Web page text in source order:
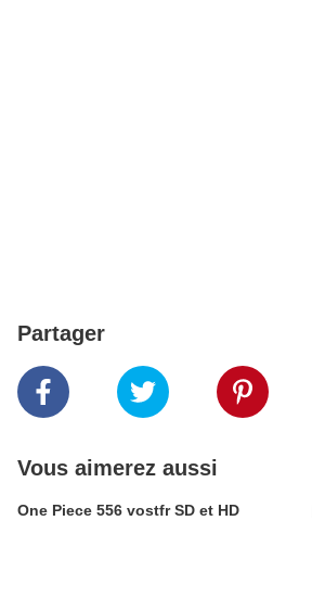
Partager
Vous aimerez aussi
One Piece 556 vostfr SD et HD